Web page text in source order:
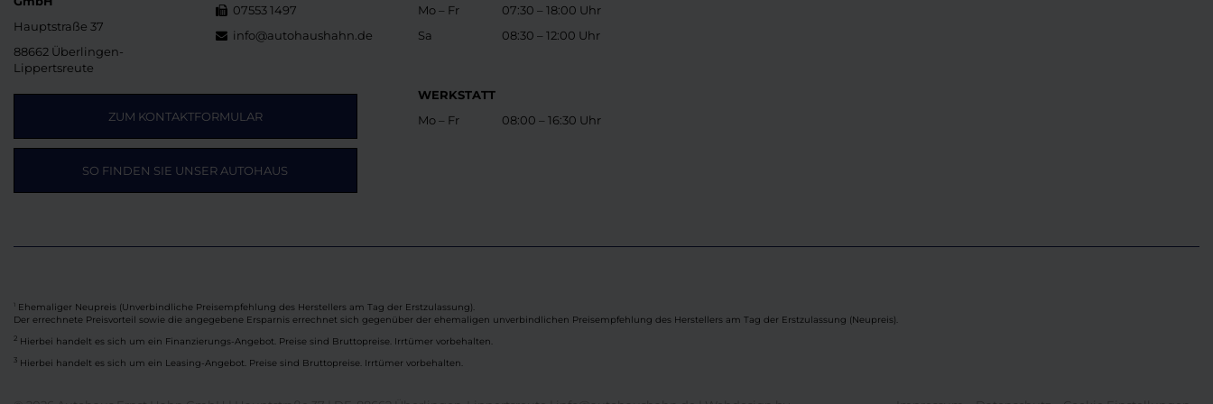
Hauptstraße 37
88662 Überlingen-
Lippertsreute
07553 1497
info@autohaushahn.de
ZUM KONTAKTFORMULAR
SO FINDEN SIE UNSER AUTOHAUS
Mo – Fr
Sa
07:30 – 18:00 Uhr
08:30 – 12:00 Uhr
WERKSTATT
Mo – Fr
08:00 – 16:30 Uhr
Ehemaliger Neupreis (Unverbindliche Preisempfehlung des Herstellers am Tag der Erstzulassung).
Der errechnete Preisvorteil sowie die angegebene Ersparnis errechnet sich gegenüber der ehemaligen unverbindlichen Preisempfehlung des Herstellers am Tag der Erstzulassung (Neupreis).
2 Hierbei handelt es sich um ein Finanzierungs-Angebot. Preise sind Bruttopreise. Irrtümer vorbehalten.
3 Hierbei handelt es sich um ein Leasing-Angebot. Preise sind Bruttopreise. Irrtümer vorbehalten.